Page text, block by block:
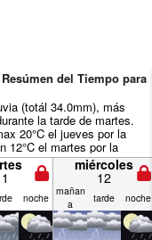
Resúmen del Tiempo para
(totál 34.0mm), más
la tarde de martes.
20°C el jueves por la
12°C el martes por la
viento será generalmente
miércoles
12
noche mañan
a
tarde noche